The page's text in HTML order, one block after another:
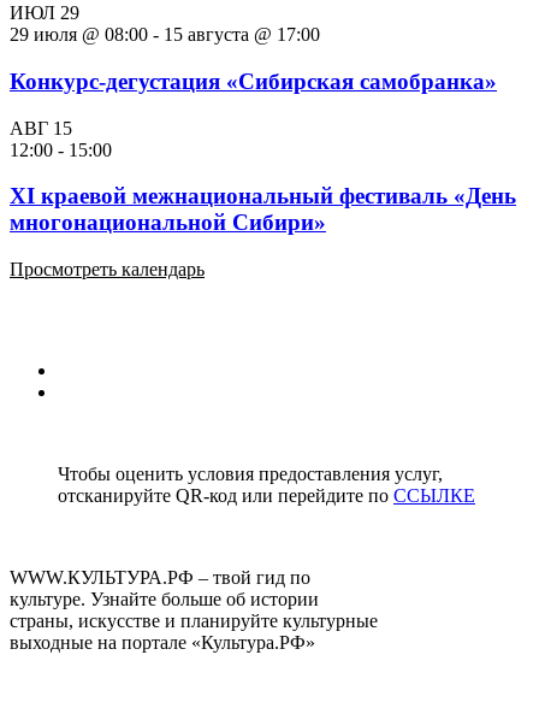
ИЮЛ 29
29 июля @ 08:00 - 15 августа @ 17:00
Конкурс-дегустация «Сибирская самобранка»
АВГ 15
12:00 - 15:00
XI краевой межнациональный фестиваль «День
многонациональной Сибири»
Просмотреть календарь
Чтобы оценить условия предоставления услуг,
отсканируйте QR-код или перейдите по ССЫЛКЕ
WWW.КУЛЬТУРА.РФ – твой гид по
культуре. Узнайте больше об истории
страны, искусстве и планируйте культурные
выходные на портале «Культура.РФ»